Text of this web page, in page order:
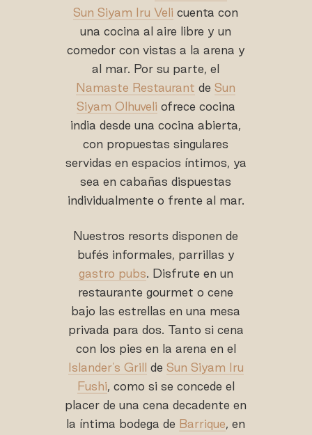
Sun Siyam Iru Veli cuenta con
una cocina al aire libre y un
comedor con vistas a la arena y
al mar. Por su parte, el
Namaste Restaurant deSun
Siyam Olhuveli ofrece cocina
india desde una cocina abierta,
con propuestas singulares
servidas en espacios íntimos, ya
sea en cabañas dispuestas
individualmente o frente al mar.
Nuestros resorts disponen de
bufés informales, parrillas y
gastro pubs. Disfrute en un
restaurante gourmet o cene
bajo las estrellas en una mesa
privada para dos. Tanto si cena
con los pies en la arena en el
Islander's Grill
de Sun Siyam Iru
Fushi, como si se concede el
placer de una cena decadente en
la íntima bodega de Barrique, en